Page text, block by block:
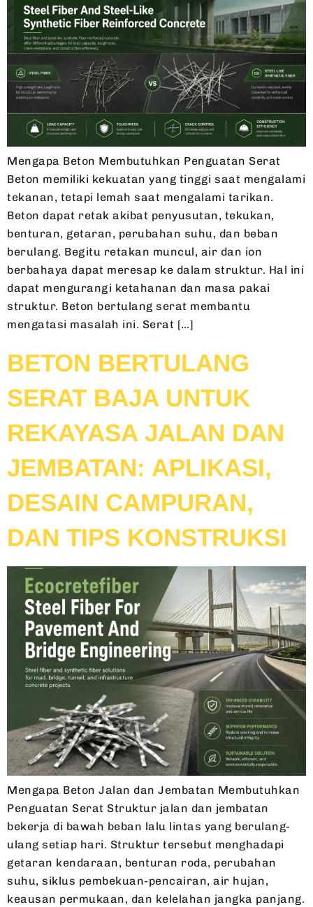
Mengapa Beton Membutuhkan Penguatan Serat
Beton memiliki kekuatan yang tinggi saat mengalami
tekanan, tetapi lemah saat mengalami tarikan.
Beton dapat retak akibat penyusutan, tekukan,
benturan, getaran, perubahan suhu, dan beban
berulang. Begitu retakan muncul, air dan ion
berbahaya dapat meresap ke dalam struktur. Hal ini
dapat mengurangi ketahanan dan masa pakai
struktur. Beton bertulang serat membantu
mengatasi masalah ini. Serat […]
BETON BERTULANG
SERAT BAJA UNTUK
REKAYASA JALAN DAN
JEMBATAN: APLIKASI,
DESAIN CAMPURAN,
DAN TIPS KONSTRUKSI
Mengapa Beton Jalan dan Jembatan Membutuhkan
Penguatan Serat Struktur jalan dan jembatan
bekerja di bawah beban lalu lintas yang berulang-
ulang setiap hari. Struktur tersebut menghadapi
getaran kendaraan, benturan roda, perubahan
suhu, siklus pembekuan-pencairan, air hujan,
keausan permukaan, dan kelelahan jangka panjang.